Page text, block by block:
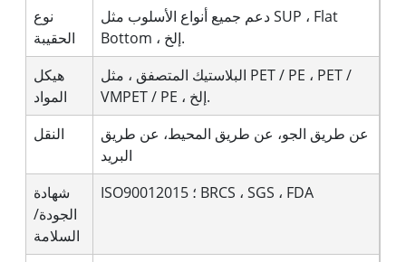
نوع
الحقيبة
دعم جميع أنواع الأسلوب مثل SUP ، Flat
Bottom ، إلخ.
هيكل
المواد
البلاستيك المتصفق ، مثل PET / PE ، PET /
VMPET / PE ، إلخ.
النقل
عن طريق الجو، عن طريق المحيط، عن طريق
البريد
شهادة
الجودة/
السلامة
ISO90012015 ؛ BRCS ، SGS ، FDA